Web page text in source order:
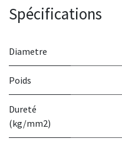
Spécifications
Diametre
Poids
Dureté
(kg/mm2)